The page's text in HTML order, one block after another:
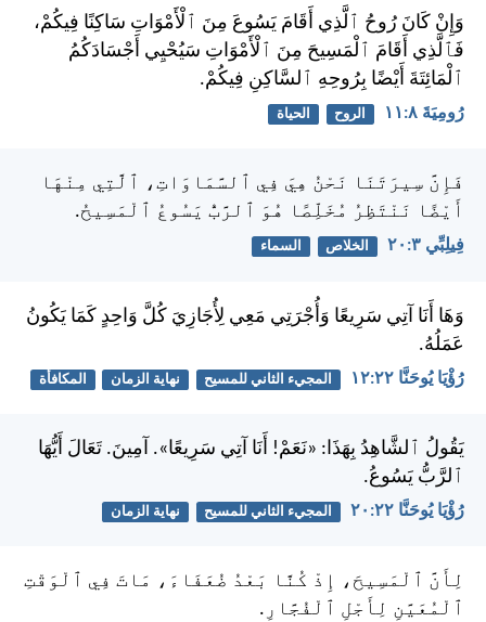
وَإِنْ كَانَ رُوحُ ٱلَّذِي أَقَامَ يَسُوعَ مِنَ ٱلْأَمْوَاتِ سَاكِنًا فِيكُمْ،
فَٱلَّذِي أَقَامَ ٱلْمَسِيحَ مِنَ ٱلْأَمْوَاتِ سَيُحْيِي أَجْسَادَكُمُ
ٱلْمَائِتَةَ أَيْضًا بِرُوحِهِ ٱلسَّاكِنِ فِيكُمْ.
رُومِيَةَ ٨:‏١١ الروح الحياة
فَإِنَّ سِيرَتَنَا نَحْنُ هِيَ فِي ٱلسَّمَاوَاتِ، ٱلَّتِي مِنْهَا
أَيْضًا نَنْتَظِرُ مُخَلِّصًا هُوَ ٱلرَّبُّ يَسُوعُ ٱلْمَسِيحُ.
فِيلِبِّي ٣:‏٢٠ الخلاص السماء
وَهَا أَنَا آتِي سَرِيعًا وَأُجْرَتِي مَعِي لِأُجَازِيَ كُلَّ وَاحِدٍ كَمَا يَكُونُ
عَمَلُهُ.
رُؤْيَا يُوحَنَّا ٢٢:‏١٢ المجيء الثاني للمسيح نهاية الزمان المكافأة
يَقُولُ ٱلشَّاهِدُ بِهَذَا: «نَعَمْ! أَنَا آتِي سَرِيعًا». آمِينَ. تَعَالَ أَيُّهَا
ٱلرَّبُّ يَسُوعُ.
رُؤْيَا يُوحَنَّا ٢٢:‏٢٠ المجيء الثاني للمسيح نهاية الزمان
لِأَنَّ ٱلْمَسِيحَ، إِذْ كُنَّا بَعْدُ ضُعَفَاءَ، مَاتَ فِي ٱلْوَقْتِ
ٱلْمُعَيَّنِ لِأَجْلِ ٱلْفُجَّارِ.